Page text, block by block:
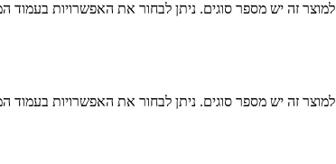
למוצר זה יש מספר סוגים. ניתן לבחור את האפשרויות בעמוד
למוצר זה יש מספר סוגים. ניתן לבחור את האפשרויות בעמוד